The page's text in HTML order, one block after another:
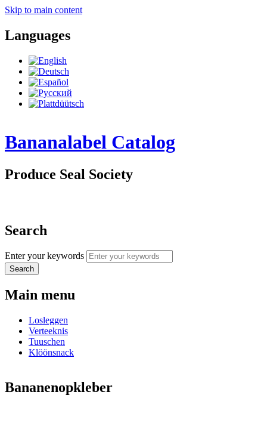
Skip to main content
Languages
Bananalabel Catalog
Produce Seal Society
Search
Enter your keywords
Main menu
Losleggen
Verteeknis
Tuuschen
Klöönsnack
Bananenopkleber